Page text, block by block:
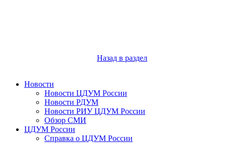
Назад в раздел
Новости
Новости ЦДУМ России
Новости РДУМ
Новости РИУ ЦДУМ России
Обзор СМИ
ЦДУМ России
Справка о ЦДУМ России